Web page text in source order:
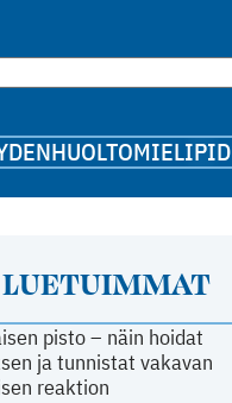
MIELIPIDE
pisto – näin hoidat
ja tunnistat vakavan
reaktion